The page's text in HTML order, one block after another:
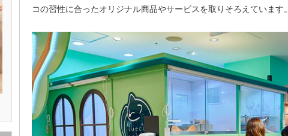
コの習性に合ったオリジナル商品やサービスを取りそろえています。